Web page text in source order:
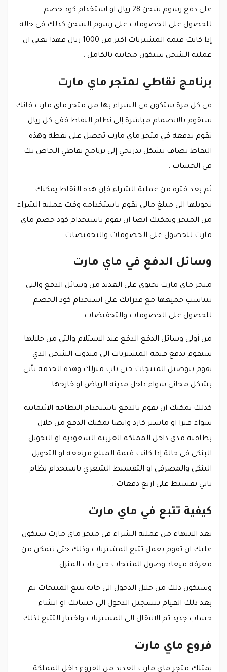
على دفع رسوم شحن 28 ريال او استخدام كود خصم
للحصول على الخصومات على رسوم الشحن كذلك في حالة
إذا كانت قيمة المشتريات اكثر من 1000 ريال فهذا يعني ان
عملية الشحن ستكون مجانية بالكامل .
برنامج نقاطي لمتجر ماي مارت
في كل مرة ستكون في الشراء بها من متجر ماي مارت فانك
ستقوم بالانضمام مباشرة إلى نظام النقاط ففي كل ريال
تقوم بدفعه في متجر ماي مارت تحصل على نقطة وهذه
النقاط تضاف بشكل تدريجي إلى برنامج نقاطي الخاص بك
في الحساب .
ثم بعد فترة من عملية الشراء فإن هذه النقاط يمكنك
تحويلها الى مبلغ مالي تقوم باستخدامه وقت عملية الشراء
من المتجر ويمكنك ايضا ان تقوم باستخدام كود خصم ماي
مارت للحصول على الخصومات والتخفيضات .
وسائل الدفع في ماي مارت
متجر ماي مارت يحتوي على العديد من وسائل الدفع والتي
تتناسب جميعها مع قدراتك على استخدام كود الخصم
للحصول على الخصومات والتخفيضات .
من أولى وسائل الدفع الدفع عند الاستلام والتي من خلالها
ستقوم بدفع قيمة المشتريات الى مندوب الشحن الذي
يقوم بتوصيل المنتجات حتي باب منزلك وهذه الخدمة تأتي
بشكل مجاني سواء داخل مدينه الرياض او خارجها .
كذلك يمكنك ان تقوم بالدفع باستخدام البطاقة الائتمانية
سواء فيزا او ماستر كارد وايضا يمكنك الدفع من خلال
بطاقته مدى داخل المملكه العربيه السعوديه او التحويل
البنكي في حالة إذا كانت قيمة المبلغ مرتفعه او التحويل
البنكي والمصرفي او التقسيط الشعري باستخدام نظام
تابي تقسيط على اربع دفعات .
كيفية تتبع في ماي مارت
بعد الانتهاء من عملية الشراء في متجر ماي مارت سيكون
عليك ان تقوم بعمل تتبع المشتريات وذلك حتى تتمكن من
معرفة ميعاد وصول المنتجات حتي باب المنزل .
وسيكون ذلك من خلال الدخول الى خانة تتبع المنتجات ثم
بعد ذلك القيام بتسجيل الدخول الى حسابك او انشاء
حساب جديد ثم الانتقال الى المشتريات واختيار التتبع لذلك .
فروع ماي مارت
يمتلك متجر ماي مارت العديد من الفروع داخل المملكة